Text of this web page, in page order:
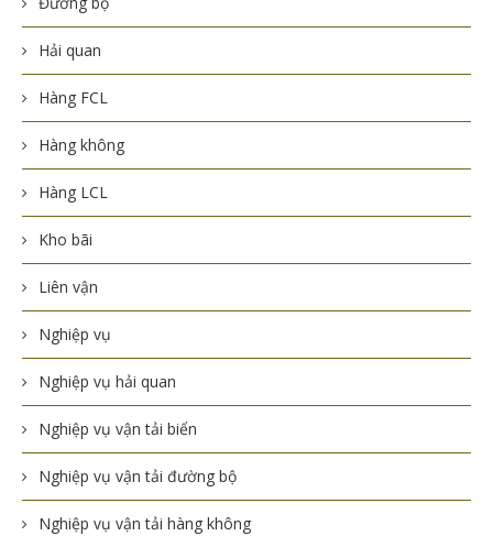
Hải quan
Hàng FCL
Hàng không
Hàng LCL
Kho bãi
Liên vận
Nghiệp vụ
Nghiệp vụ hải quan
Nghiệp vụ vận tải biển
Nghiệp vụ vận tải đường bộ
Nghiệp vụ vận tải hàng không